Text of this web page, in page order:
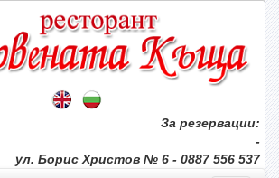
За резервации:
-
ул. Борис Христов № 6 - 0887 556 537